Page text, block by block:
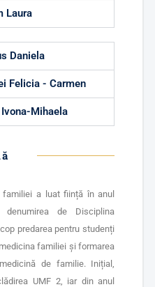
Laura
Daniela
Felicia - Carmen
Mihaela
familiei a luat ființă în anul
denumirea de Disciplina
predarea pentru studenți
familiei și formarea
de familie. Inițial,
UMF 2, iar din anul